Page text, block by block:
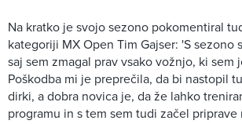
Na kratko je svojo sezono pokomentiral
kategoriji MX Open Tim Gajser: 'S sezono
saj sem zmagal prav vsako vožnjo, ki sem
Poškodba mi je preprečila, da bi nastopil
dirki, a dobra novica je, da že lahko
programu in s tem sem tudi začel priprave